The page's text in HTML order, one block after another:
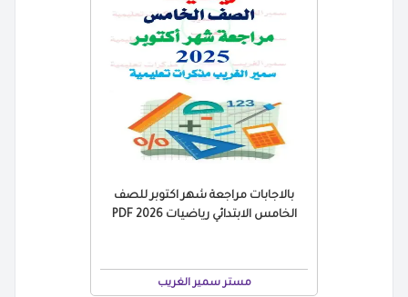
بالاجابات مراجعة شهر اكتوبر للصف
الخامس الابتدائي رياضيات 2026 PDF
مستر سمير الغريب